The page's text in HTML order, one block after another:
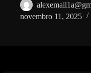
novembro 11, 2025